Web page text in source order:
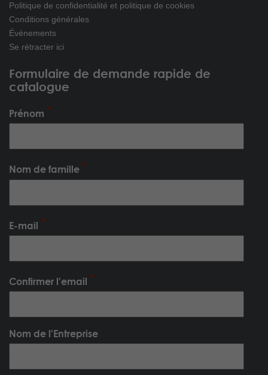
Politique de confidentialité et politique de cookies
Conditions générales
Événements
Se rétracter ici
Formulaire de demande rapide de
catalogue
Prénom
Nom de famille
E-mail
Confirmer l'email
Nom de l'Entreprise